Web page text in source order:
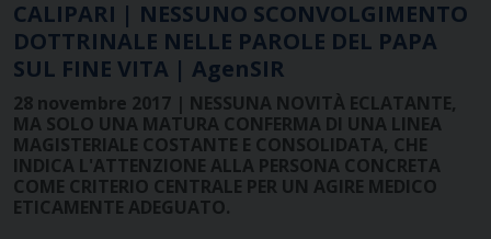
CALIPARI | NESSUNO SCONVOLGIMENTO
DOTTRINALE NELLE PAROLE DEL PAPA
SUL FINE VITA | AgenSIR
28 novembre 2017 | NESSUNA NOVITÀ ECLATANTE,
MA SOLO UNA MATURA CONFERMA DI UNA LINEA
MAGISTERIALE COSTANTE E CONSOLIDATA, CHE
INDICA L'ATTENZIONE ALLA PERSONA CONCRETA
COME CRITERIO CENTRALE PER UN AGIRE MEDICO
ETICAMENTE ADEGUATO.